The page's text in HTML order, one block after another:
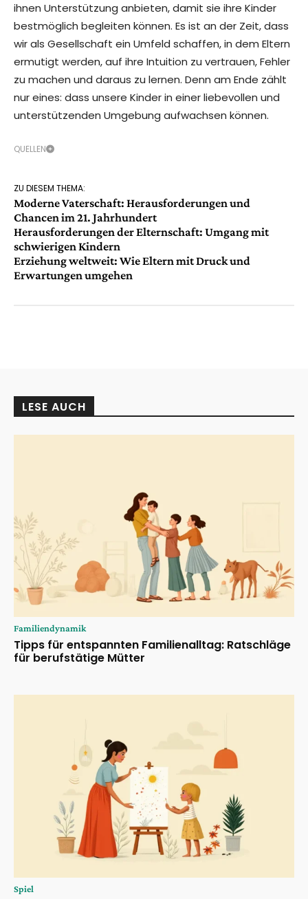
ihnen Unterstützung anbieten, damit sie ihre Kinder
bestmöglich begleiten können. Es ist an der Zeit, dass
wir als Gesellschaft ein Umfeld schaffen, in dem Eltern
ermutigt werden, auf ihre Intuition zu vertrauen, Fehler
zu machen und daraus zu lernen. Denn am Ende zählt
nur eines: dass unsere Kinder in einer liebevollen und
unterstützenden Umgebung aufwachsen können.
QUELLEN
ZU DIESEM THEMA:
Moderne Vaterschaft: Herausforderungen und
Chancen im 21. Jahrhundert
Herausforderungen der Elternschaft: Umgang mit
schwierigen Kindern
Erziehung weltweit: Wie Eltern mit Druck und
Erwartungen umgehen
LESE AUCH
Familiendynamik
Tipps für entspannten Familienalltag: Ratschläge
für berufstätige Mütter
Spiel